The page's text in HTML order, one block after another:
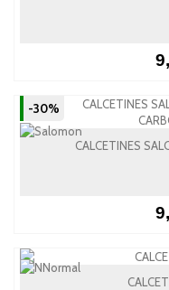
-30%
CALCETINES